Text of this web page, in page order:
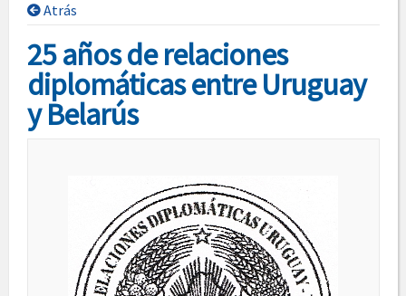
Atrás
25 años de relaciones
diplomáticas entre Uruguay
y Belarús